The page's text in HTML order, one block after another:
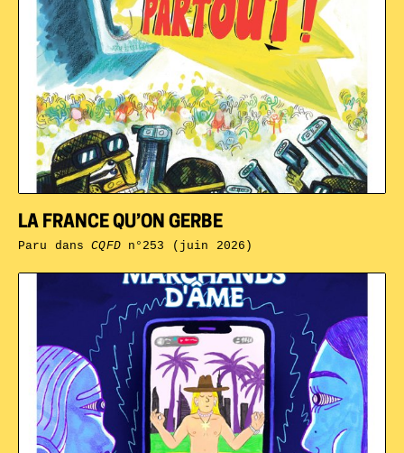
LA FRANCE QU’ON GERBE
Paru dansCQFDn°253 (juin 2026)